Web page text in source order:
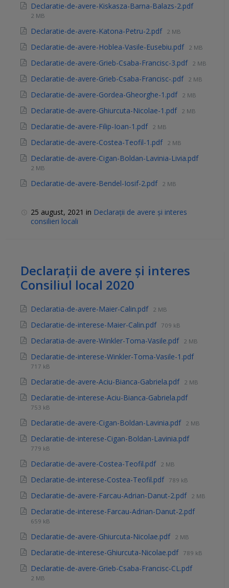
Declaratie-de-avere-Kiskasza-Barna-Balazs-2.pdf
2 MB
Declaratie-de-avere-Katona-Petru-2.pdf 2 MB
Declaratie-de-avere-Hoblea-Vasile-Eusebiu.pdf 2 MB
Declaratie-de-avere-Grieb-Csaba-Francisc-3.pdf 2 MB
Declaratie-de-avere-Grieb-Csaba-Francisc-.pdf 2 MB
Declaratie-de-avere-Gordea-Gheorghe-1.pdf 2 MB
Declaratie-de-avere-Ghiurcuta-Nicolae-1.pdf 2 MB
Declaratie-de-avere-Filip-Ioan-1.pdf 2 MB
Declaratie-de-avere-Costea-Teofil-1.pdf 2 MB
Declaratie-de-avere-Cigan-Boldan-Lavinia-Livia.pdf
2 MB
Declaratie-de-avere-Bendel-Iosif-2.pdf 2 MB
25 august, 2021 in Declarații de avere și interes
consilieri locali
Declarații de avere și interes
Consiliul local 2020
Declaratia-de-avere-Maier-Calin.pdf 2 MB
Declaratie-de-interese-Maier-Calin.pdf 709 kB
Declaratia-de-avere-Winkler-Toma-Vasile.pdf 2 MB
Declaratie-de-interese-Winkler-Toma-Vasile-1.pdf
717 kB
Declaratie-de-avere-Aciu-Bianca-Gabriela.pdf 2 MB
Declaratie-de-interese-Aciu-Bianca-Gabriela.pdf
753 kB
Declaratie-de-avere-Cigan-Boldan-Lavinia.pdf 2 MB
Declaratie-de-interese-Cigan-Boldan-Lavinia.pdf
779 kB
Declaratie-de-avere-Costea-Teofil.pdf 2 MB
Declaratie-de-interese-Costea-Teofil.pdf 789 kB
Declaratie-de-avere-Farcau-Adrian-Danut-2.pdf 2 MB
Declaratie-de-interese-Farcau-Adrian-Danut-2.pdf
659 kB
Declaratie-de-avere-Ghiurcuta-Nicolae.pdf 2 MB
Declaratie-de-interese-Ghiurcuta-Nicolae.pdf 789 kB
Declaratie-de-avere-Grieb-Csaba-Francisc-CL.pdf
2 MB